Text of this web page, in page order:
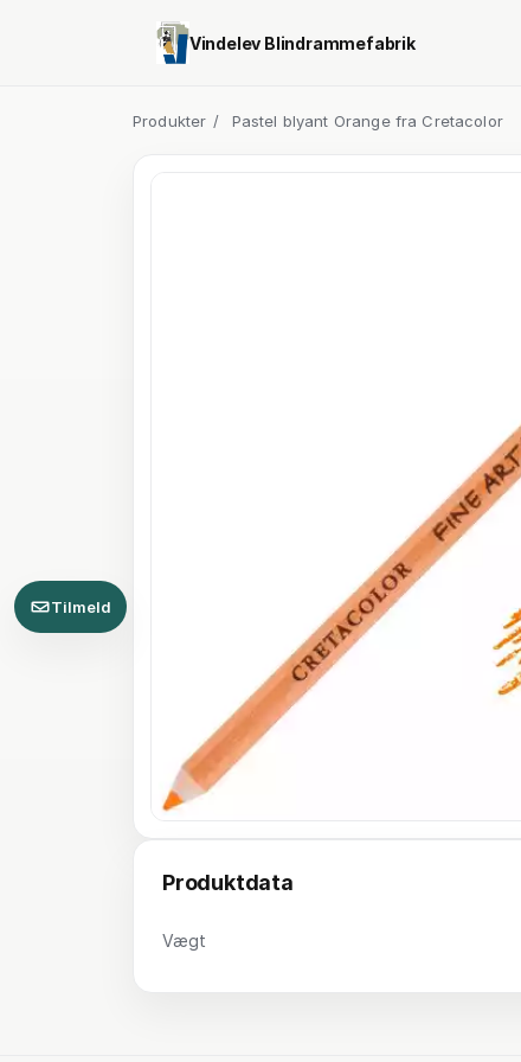
Vindelev Blindrammefabrik
Produkter / Pastel blyant Orange fra Cretacolor
Produktdata
Vægt
Tilmeld